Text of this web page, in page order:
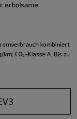
erholsame
kombiniert
CO₂-Klasse A. Bis zu